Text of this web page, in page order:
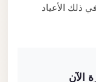
بما في ذلك الأعياد